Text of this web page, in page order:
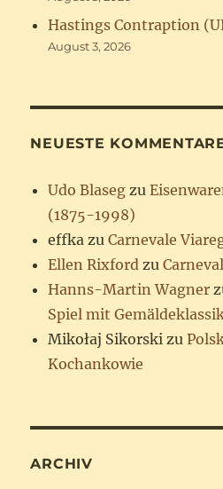
Hastings Contraption
August 3, 2026
NEUESTE
Udo Blaseg zu
(1875-1998)
effka zuCarnevale
Ellen Rixford zu
Hanns-Martin Wagner
Spiel mit
Mikołaj Sikorski zu
Kochankowie
ARCHIV